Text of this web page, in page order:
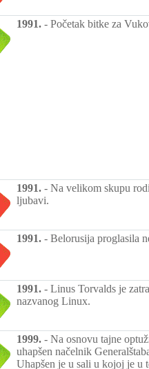
1991. - Početak bitke za
1991. - Na velikom skupu
ljubavi.
1991. - Belorusija proglasila
1991. - Linus Torvalds je
nazvanog Linux.
1999. - Na osnovu tajne
uhapšen načelnik
Uhapšen je u sali u kojoj je u